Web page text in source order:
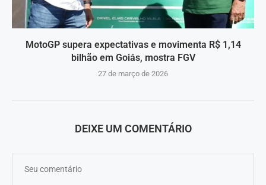
MotoGP supera expectativas e movimenta R$ 1,14
bilhão em Goiás, mostra FGV
27 de março de 2026
DEIXE UM COMENTÁRIO